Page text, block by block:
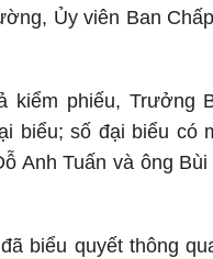
Ủy viên Ban
kiểm phiếu, Trưởng
biểu; số đại biểu có
Anh Tuấn và ông
biểu quyết thông